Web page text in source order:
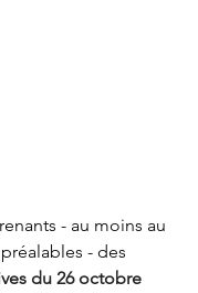
- au moins au
- des
du 26 octobre